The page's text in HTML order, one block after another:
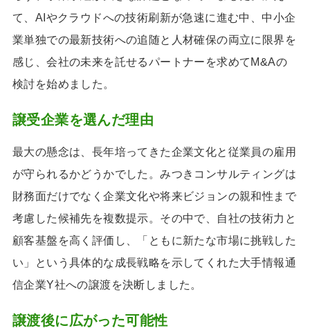
て、AIやクラウドへの技術刷新が急速に進む中、中小企
業単独での最新技術への追随と人材確保の両立に限界を
感じ、会社の未来を託せるパートナーを求めてM&Aの
検討を始めました。
譲受企業を選んだ理由
最大の懸念は、長年培ってきた企業文化と従業員の雇用
が守られるかどうかでした。みつきコンサルティングは
財務面だけでなく企業文化や将来ビジョンの親和性まで
考慮した候補先を複数提示。その中で、自社の技術力と
顧客基盤を高く評価し、「ともに新たな市場に挑戦した
い」という具体的な成長戦略を示してくれた大手情報通
信企業Y社への譲渡を決断しました。
譲渡後に広がった可能性